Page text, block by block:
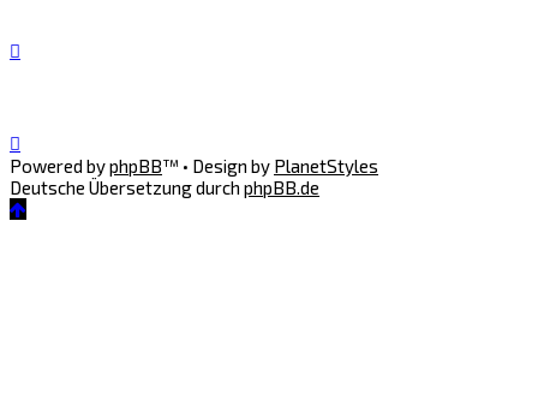
Powered byphpBB™ • Design by PlanetStyles
Deutsche Übersetzung durch phpBB.de